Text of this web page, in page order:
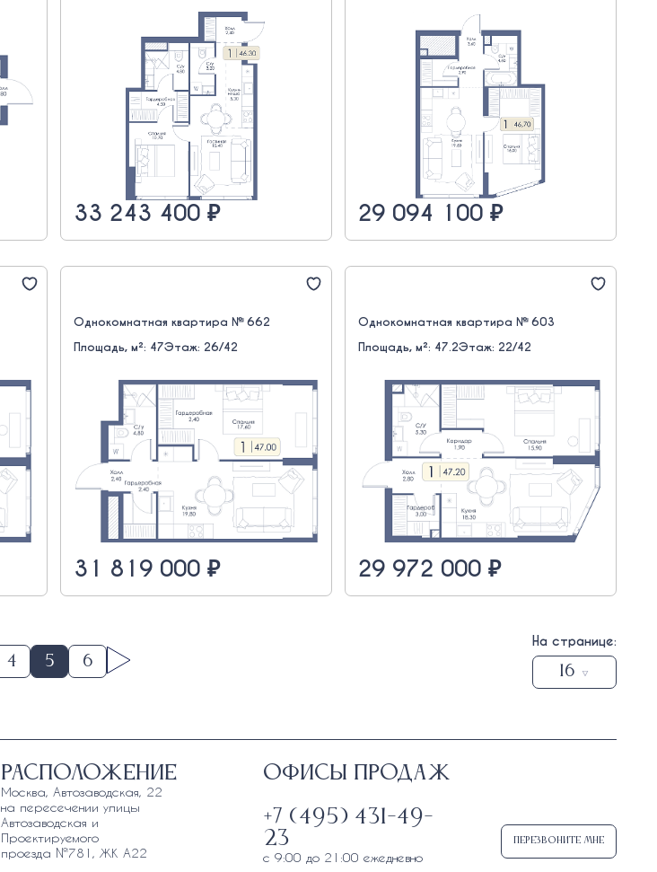
33 243 400 ₽ 29 094 100 ₽
Однокомнатная квартира № 662
Площадь, м²: 47Этаж: 26/42
31 819 000 ₽
Однокомнатная квартира № 603
Площадь, м²: 47.2Этаж: 22/42
29 972 000 ₽
4 5 6
На странице:
16
Расположение
Москва, Автозаводская, 22
на пересечении улицы
Автозаводская и
Проектируемого
проезда №781, ЖК А22
Офисы продаж
+7 (495) 431-49-
23
с 9:00 до 21:00 ежедневно
Перезвоните мне